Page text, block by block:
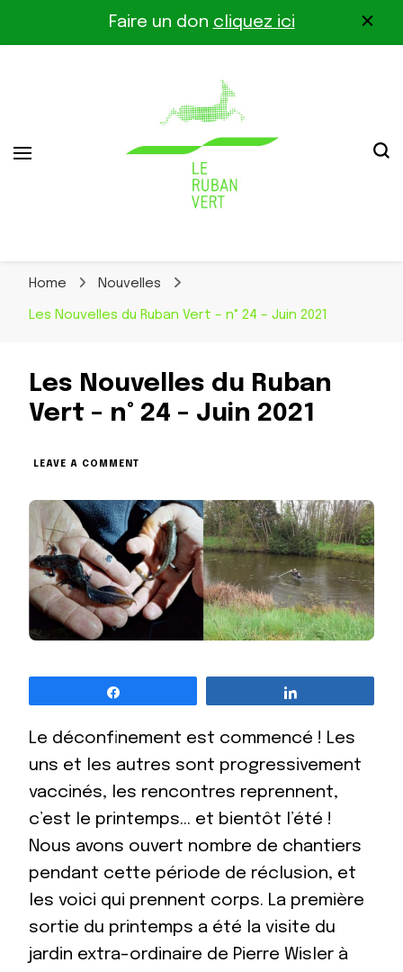
Faire un don cliquez ici
Le Ruban Vert
Home Nouvelles
Les Nouvelles du Ruban Vert – n° 24 – Juin 2021
Les Nouvelles du Ruban
Vert – n° 24 – Juin 2021
LEAVE A COMMENT
DU
RUBAN
VERT
–
N°
24
–
Le déconfinement est commencé ! Les
uns et les autres sont progressivement
vaccinés, les rencontres reprennent,
c’est le printemps… et bientôt l’été !
Nous avons ouvert nombre de chantiers
pendant cette période de réclusion, et
les voici qui prennent corps. La première
sortie du printemps a été la visite du
jardin extra-ordinaire de Pierre Wisler à